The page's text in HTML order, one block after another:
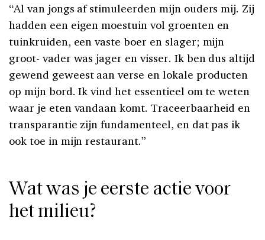
“Al van jongs af stimuleerden mijn ouders mij. Zij
hadden een eigen moestuin vol groenten en
tuinkruiden, een vaste boer en slager; mijn
groot- vader was jager en visser. Ik ben dus altijd
gewend geweest aan verse en lokale producten
op mijn bord. Ik vind het essentieel om te weten
waar je eten vandaan komt. Traceerbaarheid en
transparantie zijn fundamenteel, en dat pas ik
ook toe in mijn restaurant.”
Wat was je eerste actie voor
het milieu?